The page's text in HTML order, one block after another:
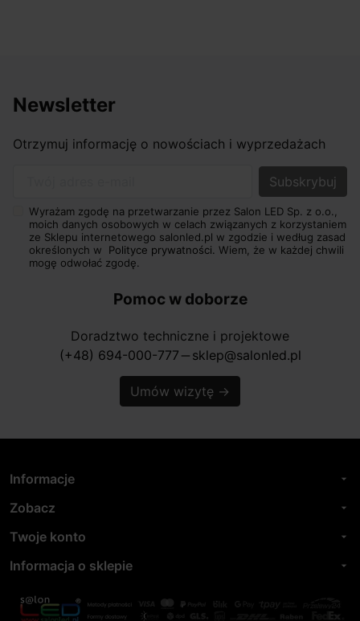
Newsletter
Otrzymuj informację o nowościach i wyprzedażach
Wyrażam zgodę na przetwarzanie przez Salon LED Sp. z o.o.,
moich danych osobowych w celach związanych z korzystaniem
ze Sklepu internetowego salonled.pl w zgodzie i według zasad
określonych w Polityce prywatności. Wiem, że w każdej chwili
mogę odwołać zgodę.
Pomoc w doborze
Doradztwo techniczne i projektowe
(+48) 694-000-777 horizontal_rule sklep@salonled.pl
Umów wizytę →
Informacje arrow_drop_down
Zobacz arrow_drop_down
Twoje konto arrow_drop_down
Informacja o sklepie arrow_drop_down